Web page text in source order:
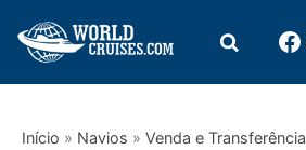
Início » Navios » Venda e Transferência